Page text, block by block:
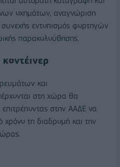
οχημάτων, αναγνώριση
εντοπισμός φορτηγών
παρακολούθησης.
και
στη χώρα θα
στην ΑΑΔΕ να
χρόνο τη διαδρομή και την